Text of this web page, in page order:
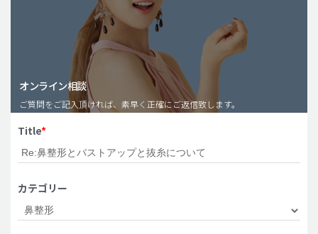
脂肪注入(アンチエイジング)
豊胸手術・バストアップ
プチ整形
脂肪吸引 (大容量)
idニュース
オンライン相談
ご質問をご記入頂ければ、素早く正確にご返信致します。
Title*
カテゴリー